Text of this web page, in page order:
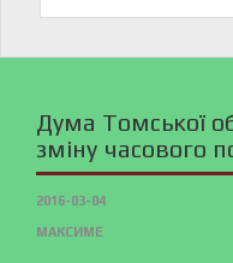
Дума Томської
зміну часового
2016-03-04
МАКСИМЕ